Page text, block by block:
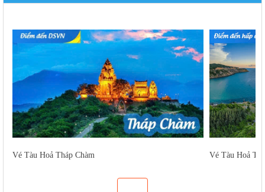
Vé Tàu Hoả Tháp Chàm Vé Tàu Hoả